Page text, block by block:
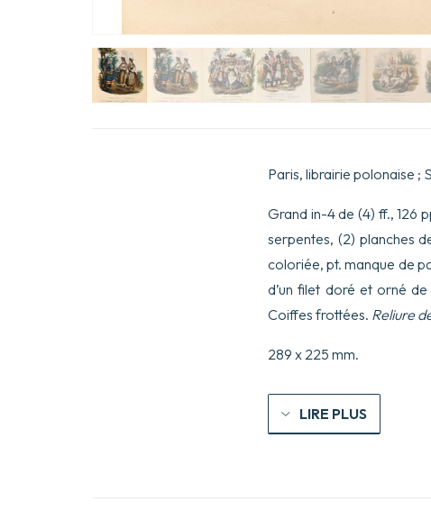
Paris, librairie polonaise ;
Grand in-4 de (4) ff., 126
serpentes, (2) planches
coloriée, pt. manque de
d’un filet doré et orné
Coiffes frottées. Reliure
289 x 225 mm.
LIRE PLUS